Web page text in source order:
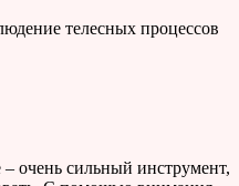
телесных процессов
очень сильный инструмент,